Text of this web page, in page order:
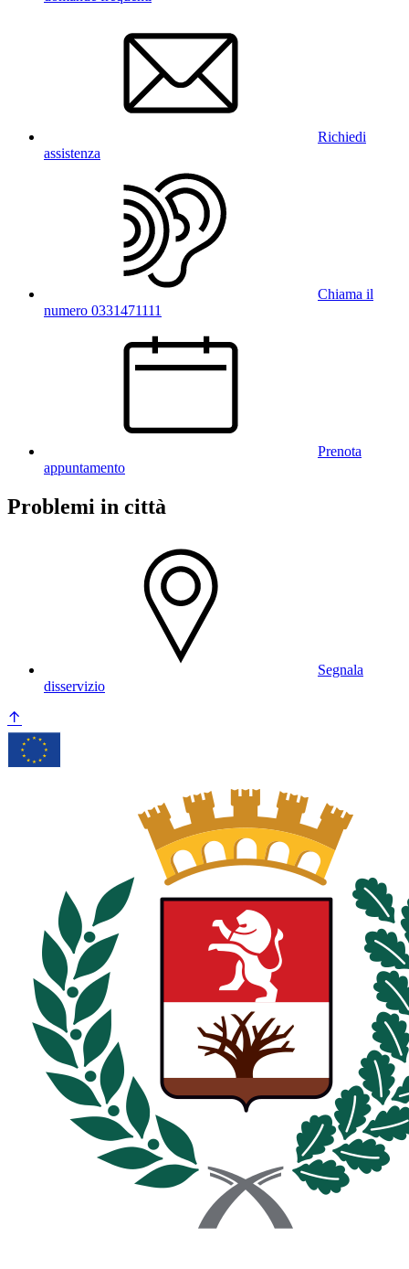
Richiedi
assistenza
Chiama il
numero 0331471111
Prenota
appuntamento
Problemi in città
Segnala
disservizio